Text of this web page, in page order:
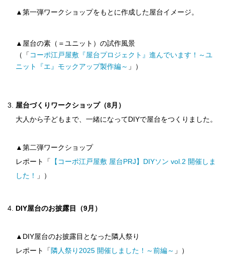
▲第一弾ワークショップをもとに作成した屋台イメージ。
▲屋台の素（＝ユニット）の試作風景
（「コーポ江戸屋敷『屋台プロジェクト』進んでいます！～ユ
ニット『エ』モックアップ製作編～ 」）
屋台づくりワークショップ（8月）
大人から子どもまで、一緒になってDIYで屋台をつくりました。
▲第二弾ワークショップ
レポート「 【コーポ江戸屋敷 屋台PRJ】DIYソン vol.2 開催しま
した！
」）
DIY屋台のお披露目（9月）
▲DIY屋台のお披露目となった隣人祭り
レポート「隣人祭り2025 開催しました！～前編～ 」）